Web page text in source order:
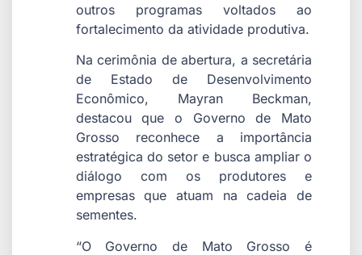
outros programas voltados ao
fortalecimento da atividade produtiva.
Na cerimônia de abertura, a secretária
de Estado de Desenvolvimento
Econômico, Mayran Beckman,
destacou que o Governo de Mato
Grosso reconhece a importância
estratégica do setor e busca ampliar o
diálogo com os produtores e
empresas que atuam na cadeia de
sementes.
“O Governo de Mato Grosso é